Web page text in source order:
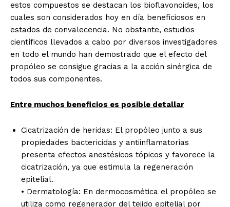
estos compuestos se destacan los bioflavonoides, los
cuales son considerados hoy en día beneficiosos en
estados de convalecencia. No obstante, estudios
científicos llevados a cabo por diversos investigadores
en todo el mundo han demostrado que el efecto del
propóleo se consigue gracias a la acción sinérgica de
todos sus componentes.
Entre muchos beneficios es posible detallar
Cicatrización de heridas: El propóleo junto a sus
propiedades bactericidas y antiinflamatorias
presenta efectos anestésicos tópicos y favorece la
cicatrización, ya que estimula la regeneración
epitelial.
• Dermatología: En dermocosmética el propóleo se
utiliza como regenerador del tejido epitelial por